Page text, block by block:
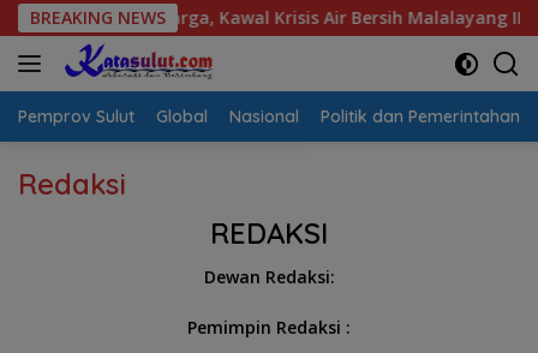
Langsung
ke
konten
BREAKING NEWS
Warga, Kawal Krisis Air Bersih Malalayang II Hingga
Pemprov Sulut Global Nasional Politik dan Pemerintahan
Redaksi
REDAKSI
Dewan Redaksi:
Pemimpin Redaksi :